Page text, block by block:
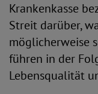
Krankenkasse
Streit darüber,
möglicherweise
führen in der
Lebensqualität